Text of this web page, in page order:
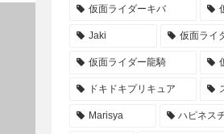
仮面ライダーキバ
Jaki 仮面ライ
仮面ライダー龍騎
ドキドキプリキュア
Marisya ハピネス